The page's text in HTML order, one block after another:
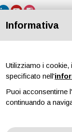
ipcmPedia
Informativa
Utilizziamo i cookie,
specificato nell'
Puoi acconsentirne
continuando a